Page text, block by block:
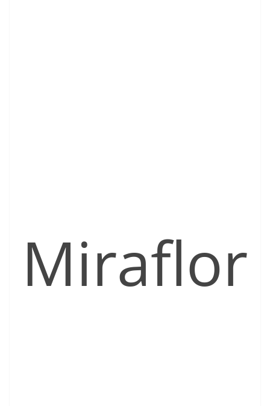
Miraflor